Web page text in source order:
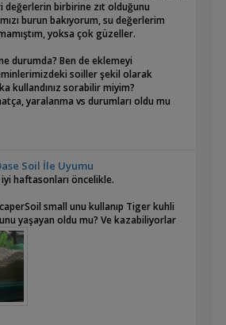
taklit etmemiz doğru olur bence.
birbirine zıt olduğunu
burun bakıyorum, su değerlerim
yoksa çok güzeller.
durumda? Ben de eklemeyi
soiller şekil olarak
kullandınız sorabilir miyim?
yaralanma vs durumları oldu mu
Soil İle Uyumu
haftasonları öncelikle.
small unu kullanıp Tiger kuhli
yaşayan oldu mu? Ve kazabiliyorlar